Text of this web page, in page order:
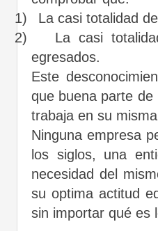
1)
La casi totalidad
2)
La casi
egresados.
Este
que buena parte
trabaja en su
Ninguna empresa
los siglos, una
necesidad del
su optima actitud
sin importar qué es